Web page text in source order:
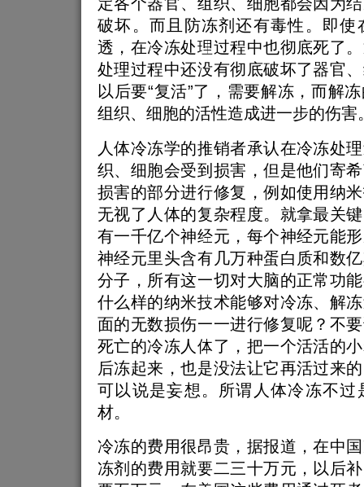
破坏。而且防冻剂还有毒性。即使
透，在冷冻处理过程中也彻底死了
处理过程中还没有彻底破坏了器官
以后要“复活”了，需要解冻，而解
组织、细胞的活性造成进一步的伤害
人体冷冻学的推销者承认在冷冻处
织、细胞会受到损害，但是他们寄
损害的部分进行修复，例如使用纳
无视了人体的复杂程度。就拿最关
有一千亿个神经元，每个神经元能
神经元里头含有几万种蛋白质和数
分子，所有这一切对大脑的正常功
什么样的纳米技术能够对冷冻、解
面的无数损伤一一进行修复呢？不
死亡的冷冻人体了，把一个活活的
后冻起来，也是没法让它再活过来
可以说是妄想。所谓人体冷冻不过
材。
冷冻的费用很昂贵，据报道，在中
冻剂的费用就要二三十万元，以后